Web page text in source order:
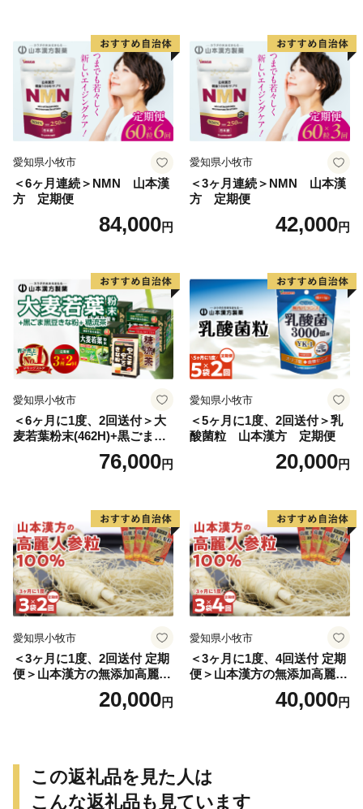
愛知県小牧市
＜6ヶ月連続＞NMN 山本漢
方 定期便
84,000円
愛知県小牧市
＜3ヶ月連続＞NMN 山本漢
方 定期便
42,000円
愛知県小牧市
＜6ヶ月に1度、2回送付＞大
麦若葉粉末(462H)+黒ごま黒
豆きな粉+ 糖流茶 山本漢
76,000円
愛知県小牧市
＜5ヶ月に1度、2回送付＞乳
酸菌粒 山本漢方 定期便
20,000円
愛知県小牧市
＜3ヶ月に1度、2回送付 定期
便＞山本漢方の無添加高麗人
20,000円
愛知県小牧市
＜3ヶ月に1度、4回送付 定期
便＞山本漢方の無添加高麗人
40,000円
この返礼品を見た人は
こんな返礼品も見ています